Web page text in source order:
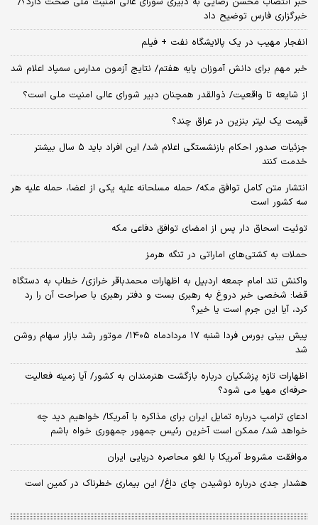
خبرگزاری فارس توضیح داد
انفجار مهیب در یک پالایشگاه نفت + فیلم
خبر مهم برای دانش آموزان پایه هفتم/ نتایج آزمون مدارس سمپاد اعلام شد
از شایعه تا واقعیت/ ذوالقدر همچنان دبیر شورای ‌عالی امنیت ملی است؟
قیمت یک لیتر بنزین در عراق چند؟
جزئیات صدور احکام بازنشستگی اعلام شد/ این افراد باید ۵ سال بیشتر
خدمت کنند
انتشار متن کامل توافق مکه/ حمله مسلحانه علیه یکی از اعضا، حمله علیه هر
سه کشور است
توئیت اسحاق دار پس از امضای توافق دفاعی مکه
حملات به کشتی‌های اماراتی در تنگه هرمز
واکنش تند امام جمعه اردبیل به اظهارات محمدباقر خرازی/ خطاب به دستگاه
قضا: شخصی خبر دروغ به رهبری بست و دفتر رهبری با صراحت آن را رد
کرد، آیا این جرم است یا خیر؟
پیش بینی بورس فردا شنبه ۱۷ مردادماه ۱۴۰۵/ موتور رشد بازار سهام روشن
شد
اظهارات تازه پزشکیان درباره بازگشت هنرمندان به کشور/ آیا زمینه فعالیت
حرفه‌ای مهیا می شود؟
ادعای ترامپ درباره تمایل ایران برای مذاکره با آمریکا/ خواهیم دید چه
خواهد شد/ ممکن است آخرین رئیس‌ جمهور جمهوری خواه باشم
موافقت مشروط آمریکا با لغو محاصره دریایی ایران
هشدار جدی درباره نوشیدن چای داغ/ این بیماری خطرناک در کمین است